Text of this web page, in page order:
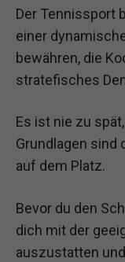
Der Tennissport
einer
bewähren, die
stratefisches
Es ist nie zu
Grundlagen sind
auf dem Platz.
Bevor du den
dich mit der
auszustatten